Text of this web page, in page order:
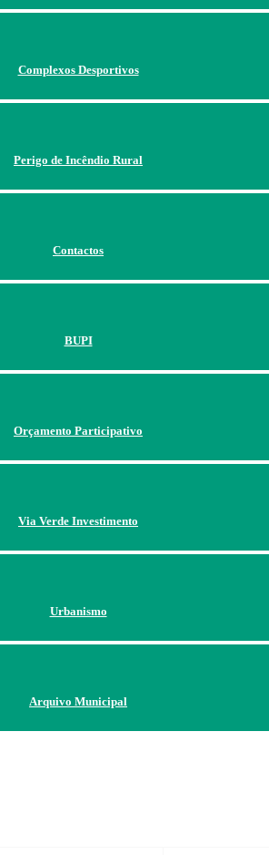
Complexos Desportivos
Perigo de Incêndio Rural
Contactos
BUPI
Orçamento Participativo
Via Verde Investimento
Urbanismo
Arquivo Municipal